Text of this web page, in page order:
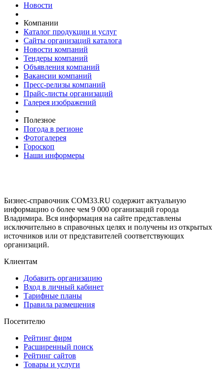
Новости
Компании
Каталог продукции и услуг
Сайты организаций каталога
Новости компаний
Тендеры компаний
Объявления компаний
Вакансии компаний
Пресс-релизы компаний
Прайс-листы организаций
Галерея изображений
Полезное
Погода в регионе
Фотогалерея
Гороскоп
Наши информеры
Бизнес-справочник COM33.RU содержит актуальную
информацию о более чем 9 000 организаций города
Владимира. Вся информация на сайте представлены
исключительно в справочных целях и получены из открытых
источников или от представителей соответствующих
организаций.
Клиентам
Добавить организацию
Вход в личный кабинет
Тарифные планы
Правила размещения
Посетителю
Рейтинг фирм
Расширенный поиск
Рейтинг сайтов
Товары и услуги